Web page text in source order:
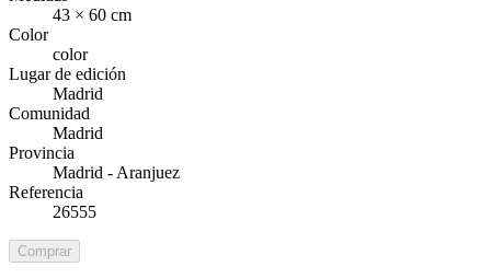
43 × 60 cm
Color
color
Lugar de edición
Madrid
Comunidad
Madrid
Provincia
Madrid - Aranjuez
Referencia
26555
Comprar